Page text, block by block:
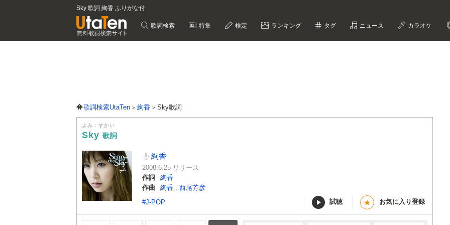
Sky 歌詞 絢香 ふりがな付
歌詞検索 特集 検定 ランキング タグ ニュース カラオケ
歌詞検索UtaTen 絢香 Sky歌詞
よみ：すかい
Sky 歌詞
絢香
2008.6.25 リリース
作詞
絢香
作曲
絢香 , 西尾芳彦
#J-POP
試聴 ★ お気に入り登録